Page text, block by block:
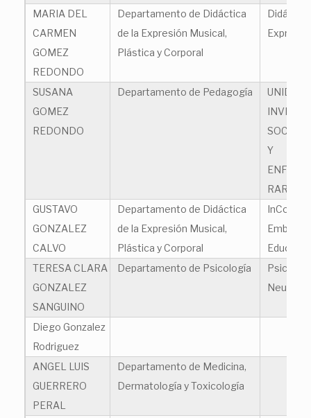
MARIA DEL
CARMEN
GOMEZ
REDONDO
Departamento de Didáctica
de la Expresión Musical,
Plástica y Corporal
SUSANA
GOMEZ
REDONDO
Departamento de Pedagogía
UNIDAD
SOCIAL
Y
RARAS
GUSTAVO
GONZALEZ
CALVO
Departamento de Didáctica
de la Expresión Musical,
Plástica y Corporal
TERESA CLARA
GONZALEZ
SANGUINO
Departamento de Psicología
Diego Gonzalez
Rodriguez
ANGEL LUIS
GUERRERO
PERAL
Departamento de Medicina,
Dermatología y Toxicología